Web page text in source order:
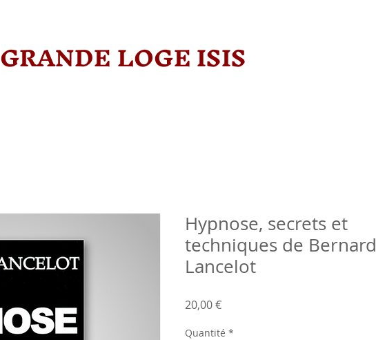
GRANDE LOGE ISIS
Hypnose, secrets et
techniques de Bernard
Lancelot
20,00 €Prix
Quantité *